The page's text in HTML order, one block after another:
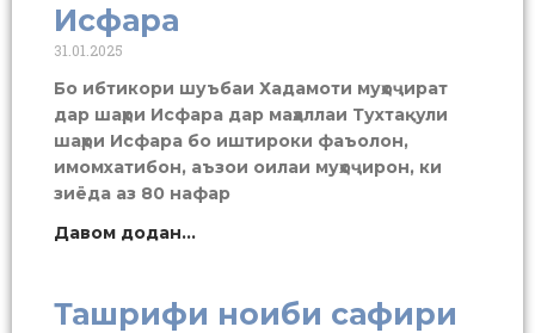
Исфара
31.01.2025
Бо ибтикори шуъбаи Хадамоти муҳоҷират
дар шаҳри Исфара дар маҳаллаи Тухтақули
шаҳри Исфара бо иштироки фаъолон,
имомхатибон, аъзои оилаи муҳоҷирон, ки
зиёда аз 80 нафар
Давом додан...
Ташрифи ноиби сафири